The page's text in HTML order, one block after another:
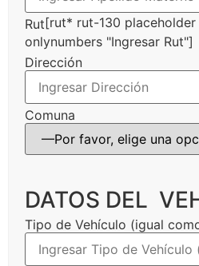
Rut[rut* rut-130
onlynumbers "Ingresar Rut"]
Dirección
Comuna
DATOS DEL
Tipo de Vehículo (igual